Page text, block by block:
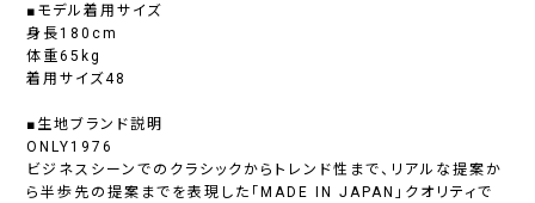
■モデル着用サイズ
身長180cm
体重65kg
着用サイズ48
■生地ブランド説明
ONLY1976
ビジネスシーンでのクラシックからトレンド性まで、リアルな提案か
ら半歩先の提案までを表現した「MADE IN JAPAN」クオリティで